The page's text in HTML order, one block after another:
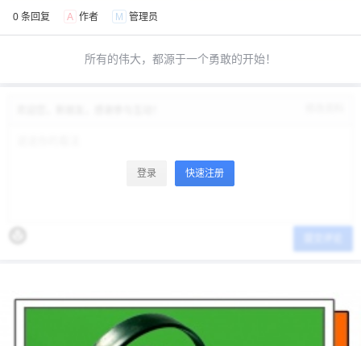
0 条回复 A 作者 M 管理员
所有的伟大，都源于一个勇敢的开始！
登录 快速注册